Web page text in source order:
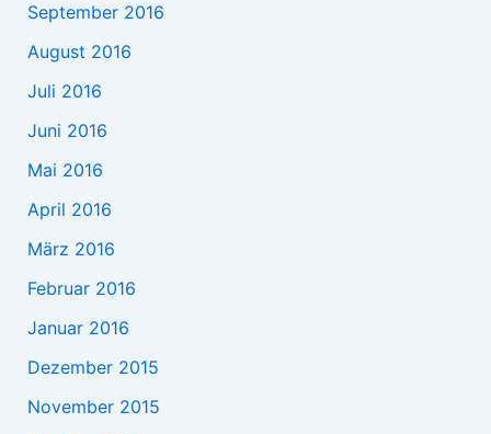
September 2016
August 2016
Juli 2016
Juni 2016
Mai 2016
April 2016
März 2016
Februar 2016
Januar 2016
Dezember 2015
November 2015